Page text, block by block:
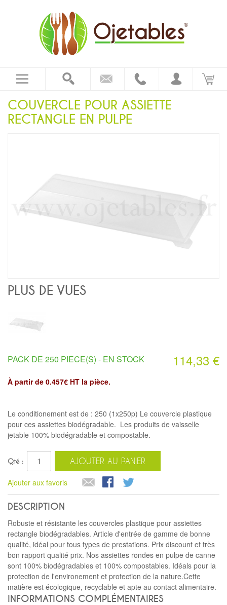
COUVERCLE POUR ASSIETTE
RECTANGLE EN PULPE
PLUS DE VUES
114,33 €
PACK DE 250 PIECE(S) - EN STOCK
À partir de 0.457€ HT la pièce.
Le conditionement est de : 250 (1x250p) Le couvercle plastique
pour ces assiettes biodégradable. Les produits de vaisselle
jetable 100% biodégradable et compostable.
Qté : AJOUTER AU PANIER
Ajouter aux favoris
DESCRIPTION
Robuste et résistante les couvercles plastique pour assiettes
rectangle biodégradables. Article d'entrée de gamme de bonne
qualité, idéal pour tous types de prestations. Prix discount et très
bon rapport qualité prix. Nos assiettes rondes en pulpe de canne
sont 100% biodégradables et 100% compostables. Idéals pour la
protection de l'environement et protection de la nature.Cette
matière est écologique, recyclable et apte au contact alimentaire.
INFORMATIONS COMPLÉMENTAIRES